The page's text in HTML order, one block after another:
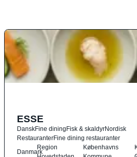
ESSE
DanskFine diningFisk & skaldyrNordisk
RestauranterFine dining restauranter
Danmark
Region
Københavns